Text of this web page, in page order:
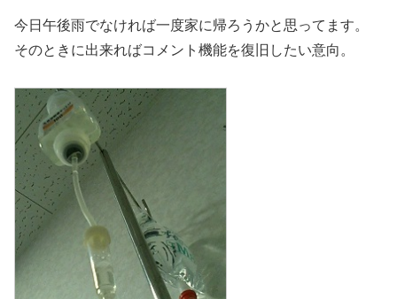
今日午後雨でなければ一度家に帰ろうかと思ってます。
そのときに出来ればコメント機能を復旧したい意向。